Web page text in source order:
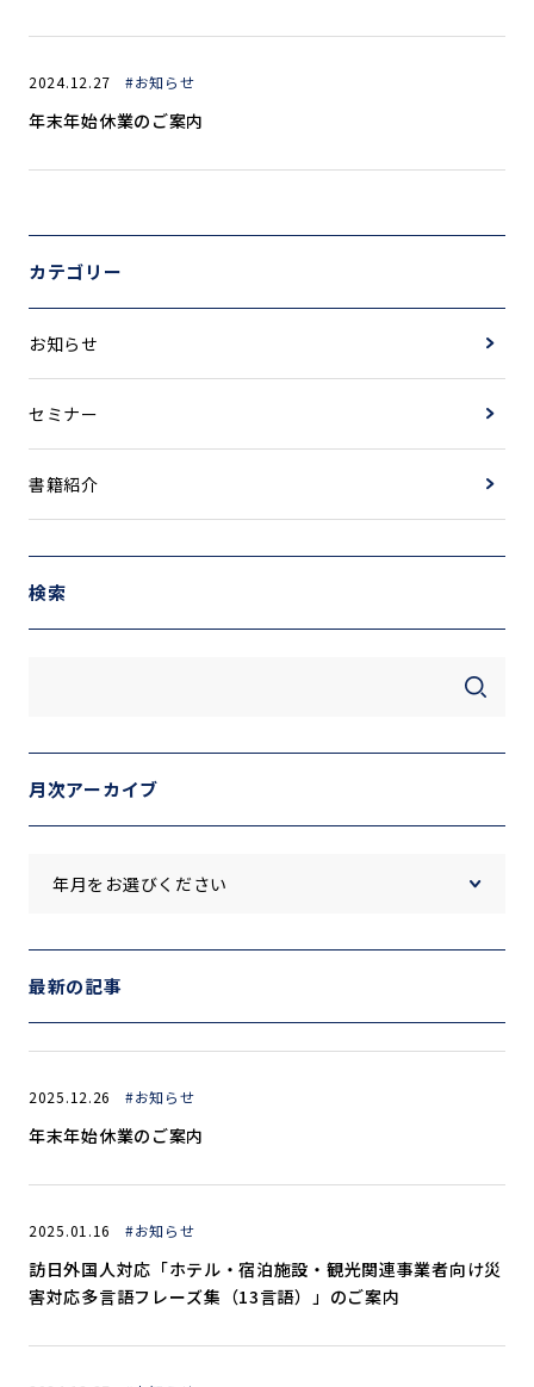
2024.12.27 #お知らせ
年末年始休業のご案内
カテゴリー
お知らせ
セミナー
書籍紹介
検索
月次アーカイブ
最新の記事
2025.12.26 #お知らせ
年末年始休業のご案内
2025.01.16 #お知らせ
訪日外国人対応「ホテル・宿泊施設・観光関連事業者向け災
害対応多言語フレーズ集（13言語）」のご案内